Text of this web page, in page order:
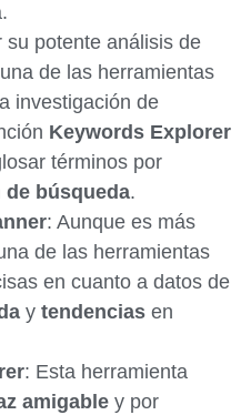
su potente análisis de
de las herramientas
investigación de
Keywords Explorer
términos por
de búsqueda.
: Aunque es más
de las herramientas
en cuanto a datos de
y tendencias en
: Esta herramienta
amigable y por